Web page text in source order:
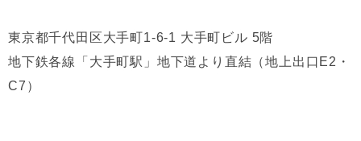
東京都千代田区大手町1-6-1 大手町ビル 5階
地下鉄各線「大手町駅」地下道より直結（地上出口E2・
C7）